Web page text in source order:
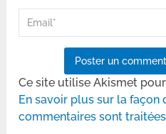
Ce site utilise Akismet
En savoir plus sur la façon
commentaires sont traitées